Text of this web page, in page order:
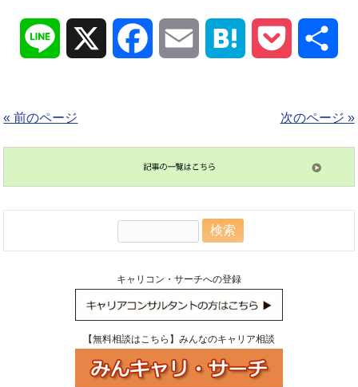
Line Facebook Email Hatena Pocket
« 前のページ 次のページ »
キャリコン・サーチへの登録
【無料相談はこちら】みんなのキャリア相談